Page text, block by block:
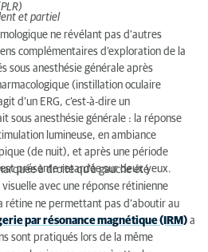
et partiel
ne révélant pas d’autres
complémentaires d’exploration de la
sous anesthésie générale après
(instillation oculaire
d’un ERG, c’est-à-dire un
sous anesthésie générale : la réponse
lumineuse, en ambiance
(de nuit), et après une période
présente retardée sur deux yeux.
à droite qu’à gauche été
avec une réponse rétinienne
rétine ne permettant pas d’aboutir au
par résonance magnétique (IRM) a
sont pratiqués lors de la même